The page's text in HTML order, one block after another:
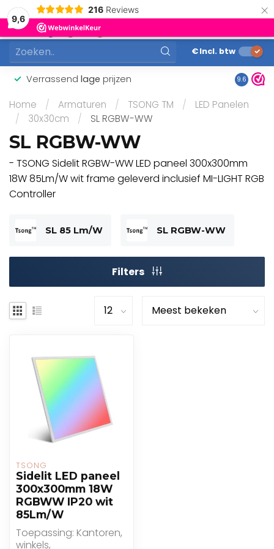
9,6
216 Reviews ×
MENU
0
€Incl. btw
Verrassend lage prijzen 9.6
Home / Armaturen / TSONG TM /
LED Panelen
/
30x30cm / SL RGBW-WW
SL RGBW-WW
- TSONG Sidelit RGBW-WW LED paneel 300x300mm
18W 85Lm/W wit frame geleverd inclusief MI-LIGHT RGB
Controller
SL 85 Lm/W SL RGBW-WW
Filters
TSONG
Sidelit LED paneel
300x300mm 18W
RGBWW IP20 wit
85Lm/W
Toepassing: Kantoren,
winkels,